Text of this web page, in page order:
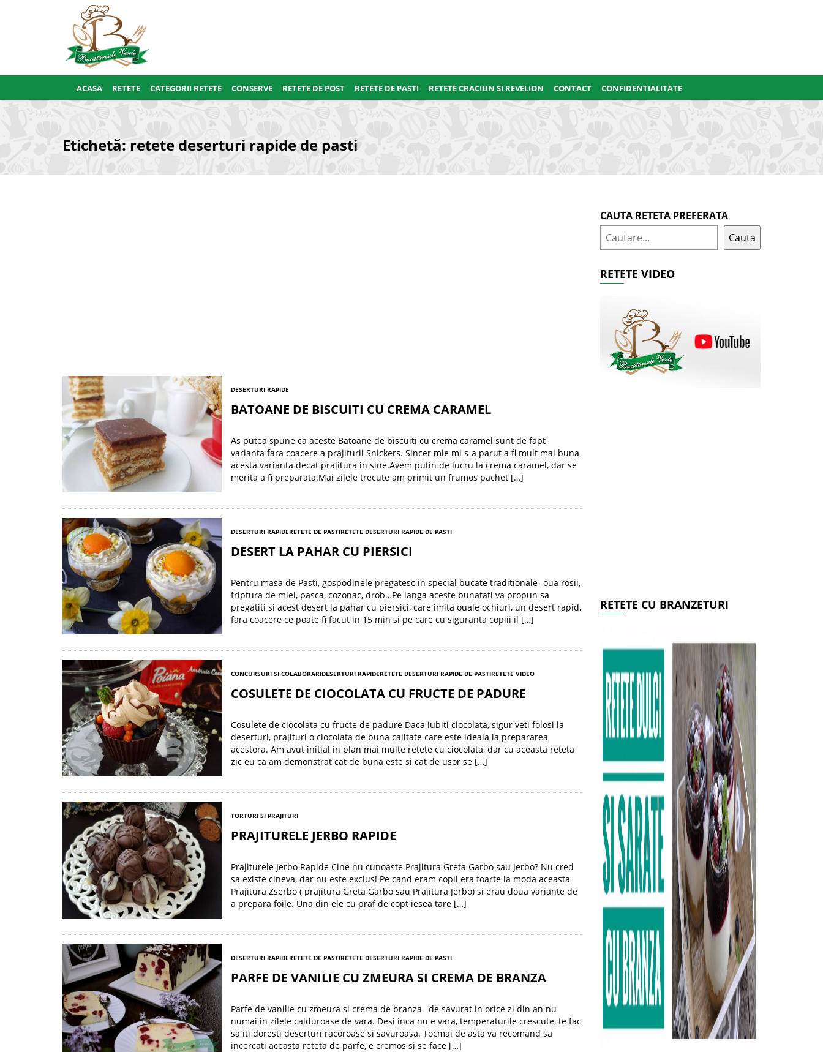
ACASA RETETE CATEGORII RETETE CONSERVE RETETE DE POST RETETE DE PASTI RETETE CRACIUN SI REVELION CONTACT CONFIDENTIALITATE
Etichetă: retete deserturi rapide de pasti
DESERTURI RAPIDE
BATOANE DE BISCUITI CU CREMA CARAMEL
As putea spune ca aceste Batoane de biscuiti cu crema caramel sunt de fapt
varianta fara coacere a prajiturii Snickers. Sincer mie mi s-a parut a fi mult mai buna
acesta varianta decat prajitura in sine.Avem putin de lucru la crema caramel, dar se
merita a fi preparata.Mai zilele trecute am primit un frumos pachet […]
DESERTURI RAPIDERETETE DE PASTIRETETE DESERTURI RAPIDE DE PASTI
DESERT LA PAHAR CU PIERSICI
Pentru masa de Pasti, gospodinele pregatesc in special bucate traditionale- oua rosii,
friptura de miel, pasca, cozonac, drob…Pe langa aceste bunatati va propun sa
pregatiti si acest desert la pahar cu piersici, care imita ouale ochiuri, un desert rapid,
fara coacere ce poate fi facut in 15 min si pe care cu siguranta copiii il […]
CONCURSURI SI COLABORARIDESERTURI RAPIDERETETE DESERTURI RAPIDE DE PASTIRETETE VIDEO
COSULETE DE CIOCOLATA CU FRUCTE DE PADURE
Cosulete de ciocolata cu fructe de padure Daca iubiti ciocolata, sigur veti folosi la
deserturi, prajituri o ciocolata de buna calitate care este ideala la prepararea
acestora. Am avut initial in plan mai multe retete cu ciocolata, dar cu aceasta reteta
zic eu ca am demonstrat cat de buna este si cat de usor se […]
TORTURI SI PRAJITURI
PRAJITURELE JERBO RAPIDE
Prajiturele Jerbo Rapide Cine nu cunoaste Prajitura Greta Garbo sau Jerbo? Nu cred
sa existe cineva, dar nu este exclus! Pe cand eram copil era foarte la moda aceasta
Prajitura Zserbo ( prajitura Greta Garbo sau Prajitura Jerbo) si erau doua variante de
a prepara foile. Una din ele cu praf de copt iesea tare […]
DESERTURI RAPIDERETETE DE PASTIRETETE DESERTURI RAPIDE DE PASTI
PARFE DE VANILIE CU ZMEURA SI CREMA DE BRANZA
Parfe de vanilie cu zmeura si crema de branza– de savurat in orice zi din an nu
numai in zilele calduroase de vara. Desi inca nu e vara, temperaturile crescute, te fac
sa iti doresti deserturi racoroase si savuroasa. Tocmai de asta va recomand sa
incercati aceasta reteta de parfe, e cremos si se face […]
CAUTA RETETA PREFERATA
Cauta
RETETE VIDEO
RETETE CU BRANZETURI